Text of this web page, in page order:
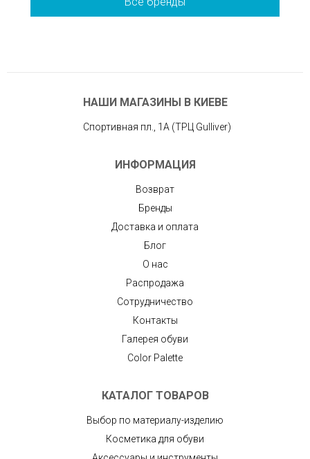
НАШИ МАГАЗИНЫ В КИЕВЕ
Спортивная пл., 1А (ТРЦ Gulliver)
ИНФОРМАЦИЯ
Возврат
Бренды
Доставка и оплата
Блог
О нас
Распродажа
Сотрудничество
Контакты
Галерея обуви
Color Palette
КАТАЛОГ ТОВАРОВ
Выбор по материалу-изделию
Косметика для обуви